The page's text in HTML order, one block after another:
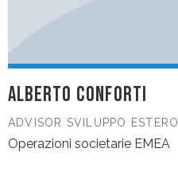
ALBERTO CONFORTI
ADVISOR SVILUPPO ESTERO
Operazioni societarie EMEA